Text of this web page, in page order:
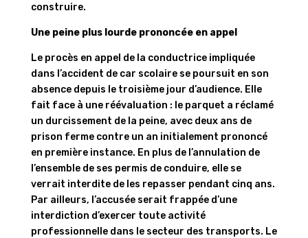
construire.
Une peine plus lourde prononcée en appel
Le procès en appel de la conductrice impliquée
dans l’accident de car scolaire se poursuit en son
absence depuis le troisième jour d’audience. Elle
fait face à une réévaluation : le parquet a réclamé
un durcissement de la peine, avec deux ans de
prison ferme contre un an initialement prononcé
en première instance. En plus de l’annulation de
l’ensemble de ses permis de conduire, elle se
verrait interdite de les repasser pendant cinq ans.
Par ailleurs, l’accusée serait frappée d’une
interdiction d’exercer toute activité
professionnelle dans le secteur des transports. Le